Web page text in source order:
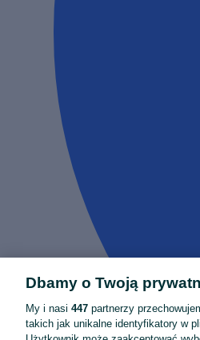
Dbamy o Twoją
My i nasi 447 partnerzy
takich jak unikalne identyfikatory w